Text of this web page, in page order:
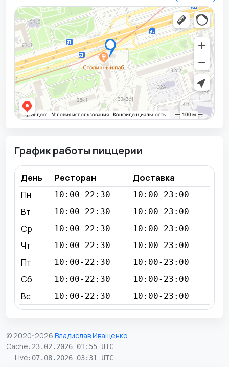
График работы пиццерии
День Ресторан
Доставка
Пн
10:00-22:30 10:00-23:00
Вт 10:00-22:30 10:00-23:00
Ср 10:00-22:30 10:00-23:00
Чт 10:00-22:30 10:00-23:00
Пт 10:00-22:30 10:00-23:00
Сб 10:00-22:30 10:00-23:00
Вс 10:00-22:30 10:00-23:00
© 2020-2026 Владислав Иващенко
Cache: 23.02.2026 01:55 UTC
Live: 07.08.2026 03:31 UTC